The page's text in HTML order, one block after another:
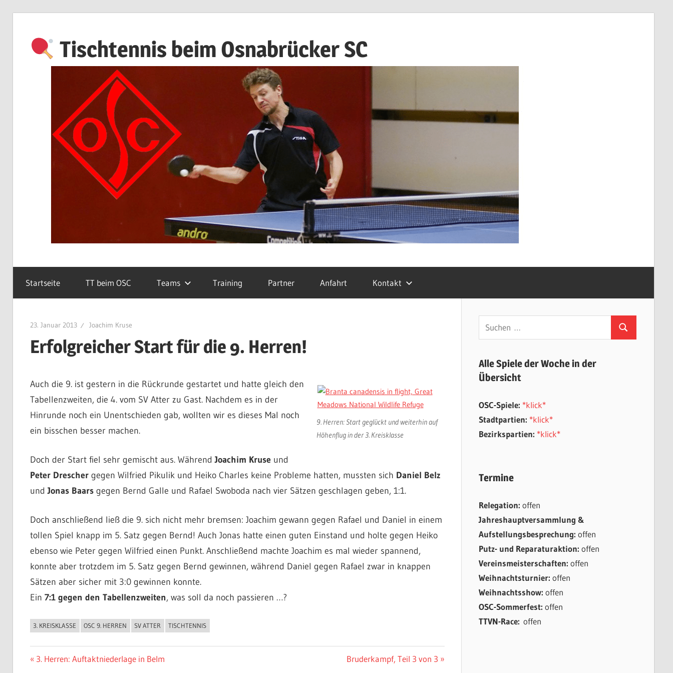
springen
Tischtennis beim Osnabrücker SC
Startseite TT beim OSC Teams Training Partner Anfahrt Kontakt
23. Januar 2013 Joachim Kruse
Erfolgreicher Start für die 9. Herren!
9. Herren: Start geglückt und weiterhin auf
Höhenflug in der 3. Kreisklasse
Auch die 9. ist gestern in die Rückrunde gestartet und hatte gleich den
Tabellenzweiten, die 4. vom SV Atter zu Gast. Nachdem es in der
Hinrunde noch ein Unentschieden gab, wollten wir es dieses Mal noch
ein bisschen besser machen.
Doch der Start fiel sehr gemischt aus. WährendJoachim Kruseund
Peter Dreschergegen Wilfried Pikulik und Heiko Charles keine Probleme hatten, mussten sich Daniel Belz
undJonas Baarsgegen Bernd Galle und Rafael Swoboda nach vier Sätzen geschlagen geben, 1:1.
Doch anschließend ließ die 9. sich nicht mehr bremsen: Joachim gewann gegen Rafael und Daniel in einem
tollen Spiel knapp im 5. Satz gegen Bernd! Auch Jonas hatte einen guten Einstand und holte gegen Heiko
ebenso wie Peter gegen Wilfried einen Punkt. Anschließend machte Joachim es mal wieder spannend,
konnte aber trotzdem im 5. Satz gegen Bernd gewinnen, während Daniel gegen Rafael zwar in knappen
Sätzen aber sicher mit 3:0 gewinnen konnte.
Ein 7:1 gegen den Tabellenzweiten, was soll da noch passieren …?
ALLGEMEIN
3. KREISKLASSE OSC 9. HERREN SV ATTER TISCHTENNIS
Beitragsnavigation
Vorheriger
3. Herren: Auftaktniederlage in Belm
Nächster
Bruderkampf, Teil 3 von 3
Suchen
nach:
Suchen
Alle Spiele der Woche in der
Übersicht
OSC-Spiele: *klick*
Stadtpartien: *klick*
Bezirkspartien: *klick*
Termine
Relegation: offen
Jahreshauptversammlung &
Aufstellungsbesprechung: offen
Putz- und Reparaturaktion: offen
Vereinsmeisterschaften: offen
Weihnachtsturnier: offen
Weihnachtsshow: offen
OSC-Sommerfest: offen
TTVN-Race: offen